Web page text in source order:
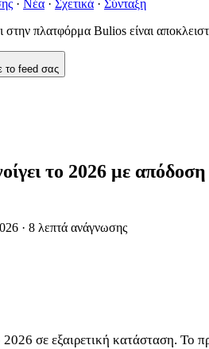
· Νέα · Σχετικά · Σύνταξη
πλατφόρμα Bulios είναι
το feed σας
το 2026 με απόδοση
· 8 λεπτά ανάγνωσης
σε εξαιρετική κατάσταση. Το